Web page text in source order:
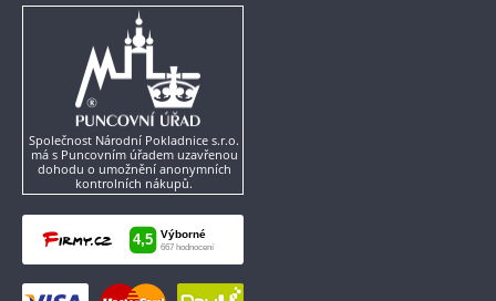
Společnost Národní Pokladnice s.r.o.
má s Puncovním úřadem uzavřenou
dohodu o umožnění anonymních
kontrolních nákupů.